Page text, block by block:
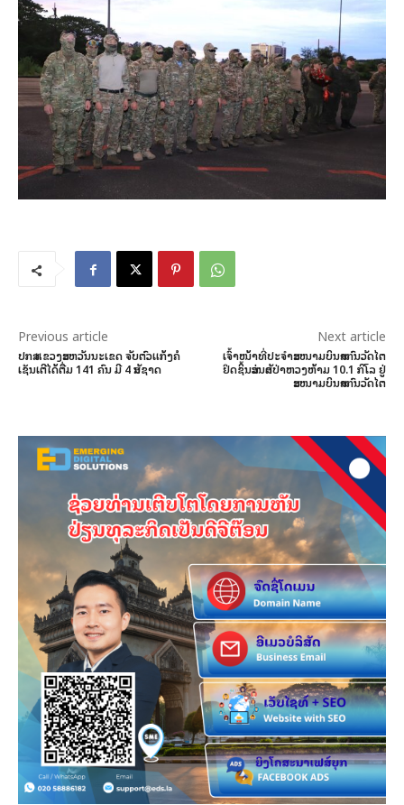
Previous article
ປກສ ແຂວງສະຫວັນນະເຂດ ຈັບຕົວແກ້ງຄໍ
ເຊັນເຕີໄດ້ຕື່ມ 141 ຄົນ ມີ 4 ສັນຊາດ
Next article
ເຈົ້າໜ້າທີ່ປະຈຳສະໜາມບິນສາກົນວັດໄຕ
ຢຶດຊິ້ນສ່ວນສັດປ່າຫວງຫ້າມ 10.1 ກິໂລ ຢູ່
ສະໜາມບິນສາກົນວັດໄຕ